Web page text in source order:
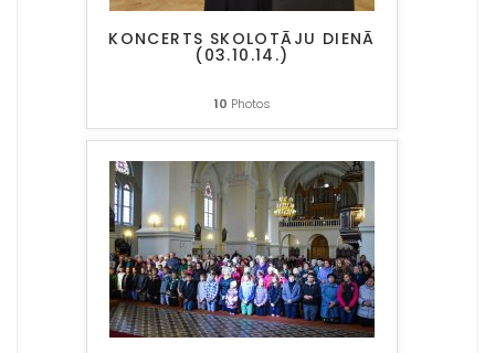
KONCERTS SKOLOTĀJU DIENĀ
(03.10.14.)
10 Photos